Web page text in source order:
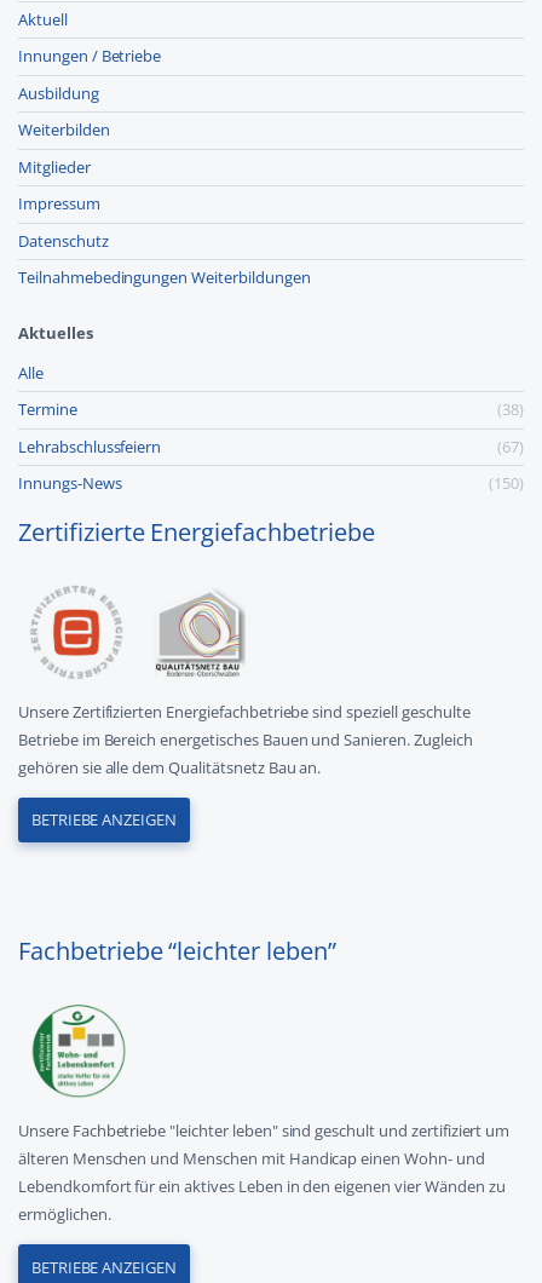
Aktuell
Innungen / Betriebe
Ausbildung
Weiterbilden
Mitglieder
Impressum
Datenschutz
Teilnahmebedingungen Weiterbildungen
Aktuelles
Alle
Termine
(38)
Lehr­abschluss­feiern
(67)
Innungs-News
(150)
Zertifizierte Energiefachbetriebe
Unsere Zertifizierten Energiefachbetriebe sind speziell geschulte
Betriebe im Bereich energetisches Bauen und Sanieren. Zugleich
gehören sie alle dem Qualitätsnetz Bau an.
BETRIEBE ANZEIGEN
Fachbetriebe “leichter leben”
Unsere Fachbetriebe "leichter leben" sind geschult und zertifiziert um
älteren Menschen und Menschen mit Handicap einen Wohn- und
Lebendkomfort für ein aktives Leben in den eigenen vier Wänden zu
ermöglichen.
BETRIEBE ANZEIGEN